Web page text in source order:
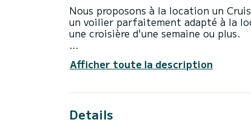
Nous proposons à la location un
un voilier parfaitement adapté à la
une croisière d'une semaine ou plus.
accueillir jusqu'à 12 personnes en
Pour votre confort, Fantasia
Ce bateau est équipé d'une Grand
Afficher toute la description
Details